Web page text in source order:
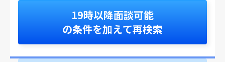
19時以降面談可能
の条件を加えて再検索